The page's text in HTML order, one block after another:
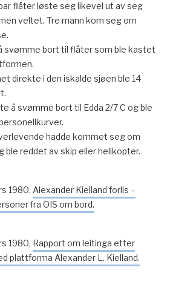
flåter løste seg likevel ut av seg
veltet. Tre mann kom seg om
svømme bort til flåter som ble kastet
direkte i den iskalde sjøen ble 14
å svømme bort til Edda 2/7 C og ble
hadde kommet seg om
ble reddet av skip eller helikopter.
1980, Alexander Kielland forlis –
fra OIS om bord.
1980, Rapport om leitinga etter
plattforma Alexander L. Kielland.